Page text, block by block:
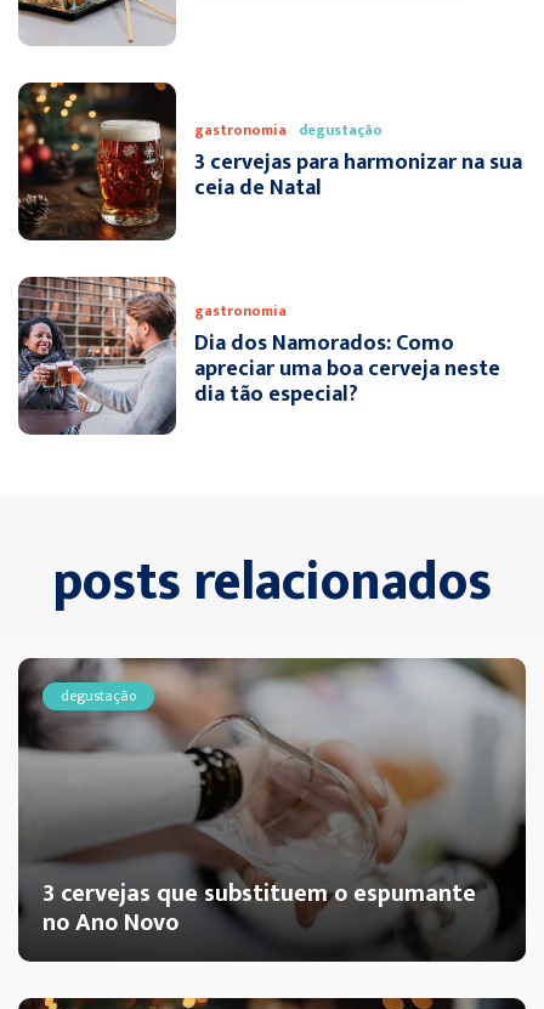
gastronomia degustação
3 cervejas para harmonizar na sua
ceia de Natal
gastronomia
Dia dos Namorados: Como
apreciar uma boa cerveja neste
dia tão especial?
posts relacionados
degustação
3 cervejas que substituem o espumante
no Ano Novo